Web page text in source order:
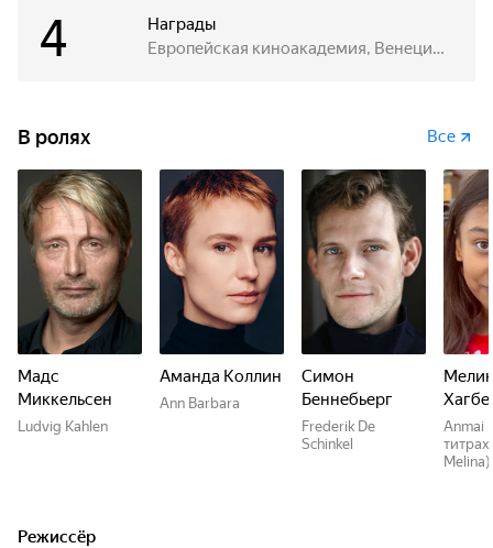
Награды
4 Европейская киноакадемия, Венецианский кинофестиваль
В ролях Все
Мадс
Миккельсен
Ludvig Kahlen
Аманда Коллин
Ann Barbara
Симон
Беннебьерг
Frederik De
Schinkel
Anmai
Melina)
Режиссёр